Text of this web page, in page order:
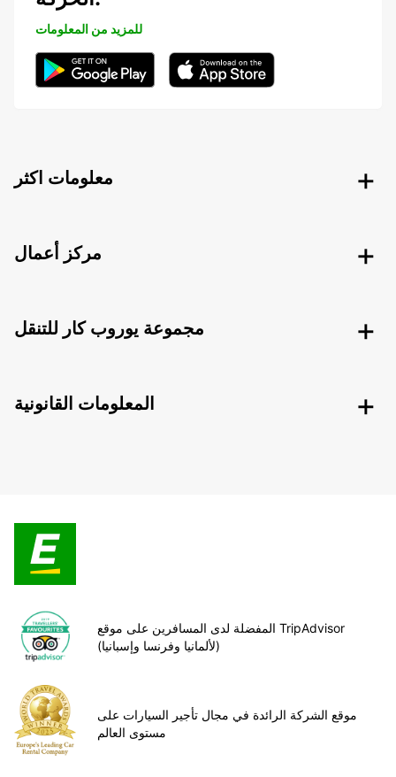
للمزيد من المعلومات
معلومات اكثر
مركز أعمال
مجموعة يوروب كار للتنقل
المعلومات القانونية
المفضلة لدى المسافرين على موقع TripAdvisor
(لألمانيا وفرنسا وإسبانيا)
موقع الشركة الرائدة في مجال تأجير السيارات على
مستوى العالم